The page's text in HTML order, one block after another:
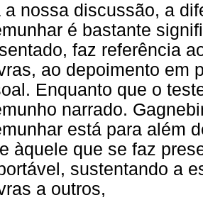
a nossa discussão, a
é bastante
faz referência
ao depoimento em
Enquanto que o
narrado.
está para além
àquele que se faz
sustentando a
a outros,